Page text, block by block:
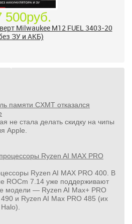
500руб.
Milwaukee M12 FUEL 3403-20
ЗУ и АКБ)
500руб.
памяти CXMT отказался
не стала делать скидку на чипы
Apple.
Ryzen AI MAX PRO
Ryzen AI MAX PRO 400. В
ROCm 7.14 уже поддерживают
модели — Ryzen AI Max+ PRO
и Ryzen AI Max PRO 485 (их